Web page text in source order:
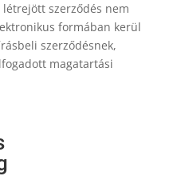
szerződés nem
formában kerül
szerződésnek,
magatartási